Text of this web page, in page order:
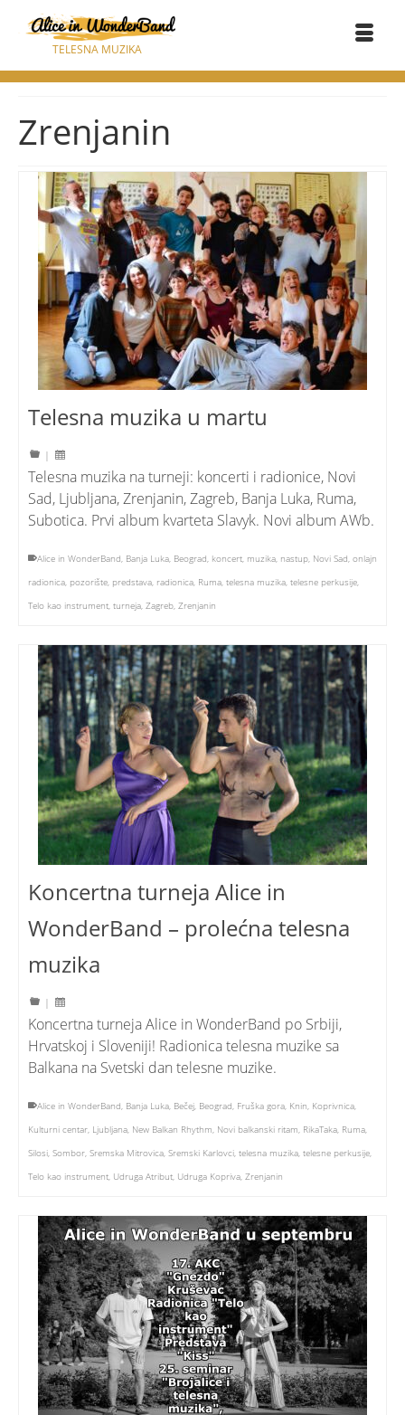
TELESNA MUZIKA
Zrenjanin
Telesna muzika u martu
|
Telesna muzika na turneji: koncerti i radionice, Novi
Sad, Ljubljana, Zrenjanin, Zagreb, Banja Luka, Ruma,
Subotica. Prvi album kvarteta Slavyk. Novi album AWb.
Alice in WonderBand, Banja Luka, Beograd, koncert, muzika, nastup, Novi Sad, onlajn
radionica, pozorište, predstava, radionica, Ruma, telesna muzika, telesne perkusije,
Telo kao instrument, turneja, Zagreb, Zrenjanin
Koncertna turneja Alice in
WonderBand – prolećna telesna
muzika
|
Koncertna turneja Alice in WonderBand po Srbiji,
Hrvatskoj i Sloveniji! Radionica telesna muzike sa
Balkana na Svetski dan telesne muzike.
Alice in WonderBand, Banja Luka, Bečej, Beograd, Fruška gora, Knin, Koprivnica,
Kulturni centar, Ljubljana, New Balkan Rhythm, Novi balkanski ritam, RikaTaka, Ruma,
Silosi, Sombor, Sremska Mitrovica, Sremski Karlovci, telesna muzika, telesne perkusije,
Telo kao instrument, Udruga Atribut, Udruga Kopriva, Zrenjanin